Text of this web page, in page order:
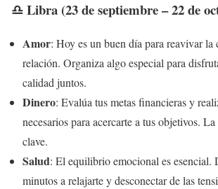
♎ Libra (23 de septiembre – 22 de
Amor: Hoy es un buen día para reavivar la
relación. Organiza algo especial para
calidad juntos.
Dinero: Evalúa tus metas financieras y
necesarios para acercarte a tus objetivos.
clave.
Salud: El equilibrio emocional es esencial.
minutos a relajarte y desconectar de las